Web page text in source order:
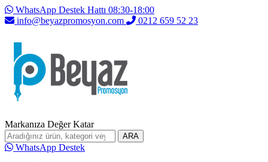
WhatsApp Destek Hattı 08:30-18:00
info@beyazpromosyon.com
0212 659 52 23
Markanıza Değer Katar
ARA
WhatsApp Destek